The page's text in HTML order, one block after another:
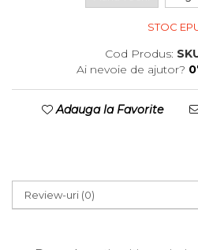
STOC
Cod Produs:
Ai nevoie de ajutor?
Adauga la Favorite
Review-uri (0)